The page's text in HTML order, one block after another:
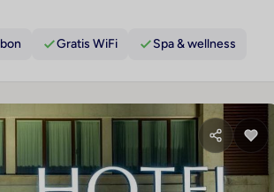
Gratis WiFi Spa & wellness